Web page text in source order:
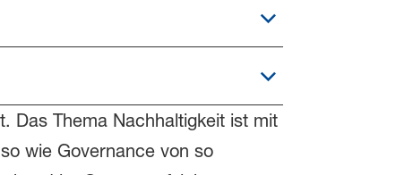
Das Thema Nachhaltigkeit ist mit
wie Governance von so